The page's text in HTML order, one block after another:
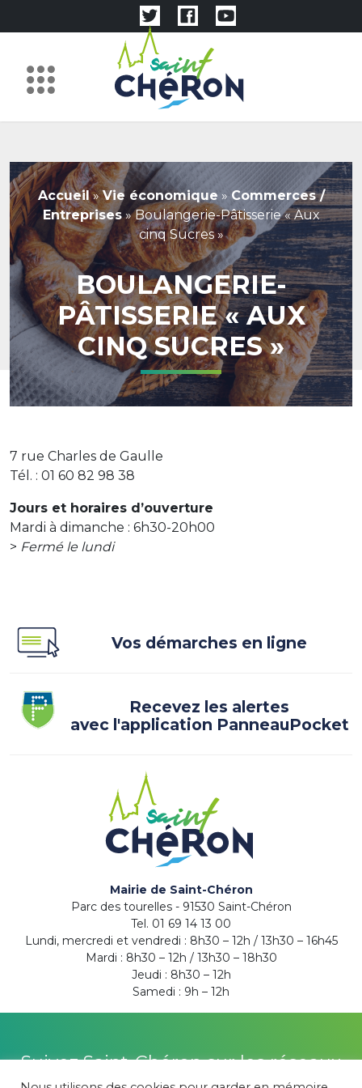
Accueil»Vie économique » Commerces /
Entreprises»Boulangerie-Pâtisserie « Aux
cinq Sucres »
BOULANGERIE-
PÂTISSERIE « AUX
CINQ SUCRES »
7 rue Charles de Gaulle
Tél. : 01 60 82 98 38
Jours et horaires d’ouverture
Mardi à dimanche : 6h30-20h00
> Fermé le lundi
Vos démarches en ligne
Recevez les alertes
avec l'application PanneauPocket
Mairie de Saint-Chéron
Parc des tourelles - 91530 Saint-Chéron
Tel. 01 69 14 13 00
Lundi, mercredi et vendredi : 8h30 – 12h / 13h30 – 16h45
Mardi : 8h30 – 12h / 13h30 – 18h30
Jeudi : 8h30 – 12h
Samedi : 9h – 12h
Suivez Saint-Chéron sur les réseaux